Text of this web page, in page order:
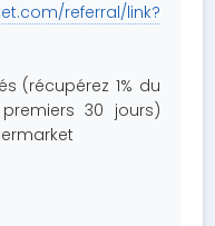
referral/link?
(récupérez 1% du
30 jours)